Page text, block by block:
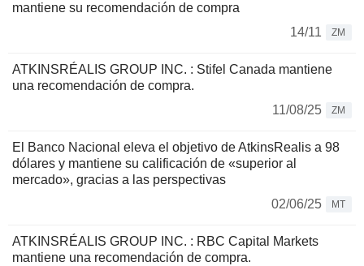
mantiene su recomendación de compra
14/11
ZM
ATKINSRÉALIS GROUP INC. : Stifel Canada mantiene
una recomendación de compra.
11/08/25
ZM
El Banco Nacional eleva el objetivo de AtkinsRealis a 98
dólares y mantiene su calificación de «superior al
mercado», gracias a las perspectivas
02/06/25
MT
ATKINSRÉALIS GROUP INC. : RBC Capital Markets
mantiene una recomendación de compra.